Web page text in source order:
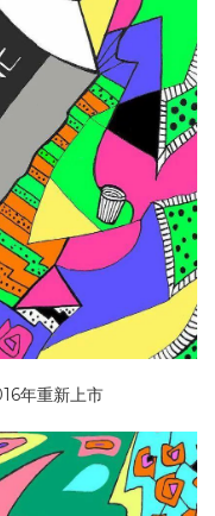
年重新上市